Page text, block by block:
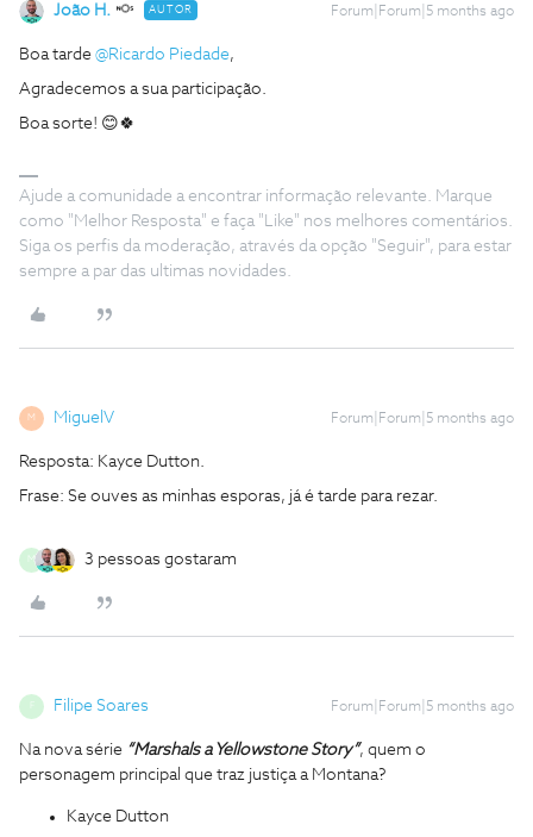
João H. AUTOR Forum|Forum|5 months ago
Boa tarde ​ @Ricardo Piedade,
Agradecemos a sua participação.
Boa sorte! 😊🍀
Ajude a comunidade a encontrar informação relevante. Marque
como "Melhor Resposta" e faça "Like" nos melhores comentários.
Siga os perfis da moderação, através da opção "Seguir", para estar
sempre a par das ultimas novidades.
M MiguelV Forum|Forum|5 months ago
Resposta: Kayce Dutton.
Frase: Se ouves as minhas esporas, já é tarde para rezar.
M 3 pessoas gostaram
Filipe Soares Forum|Forum|5 months ago
Na nova série “Marshals a Yellowstone Story”, quem o
personagem principal que traz justiça a Montana?
Kayce Dutton